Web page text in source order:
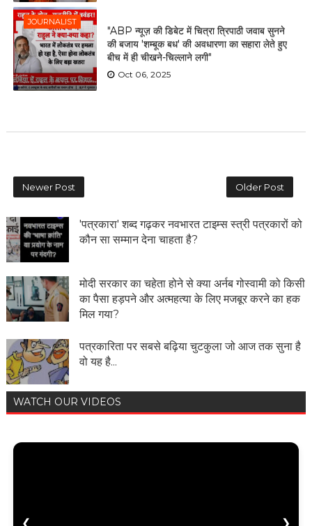
JOURNALIST
"ABP न्यूज़ की डिबेट में चित्रा त्रिपाठी जवाब सुनने
की बजाय 'शम्बूक बध' की अवधारणा का सहारा लेते हुए
बीच में ही चीखने-चिल्लाने लगी"
Oct 06, 2025
Newer Post Older Post
'पत्रकारा' शब्द गढ़कर नवभारत टाइम्स स्त्री पत्रकारों को
कौन सा सम्मान देना चाहता है?
मोदी सरकार का चहेता होने से क्या अर्नब गोस्वामी को किसी
का पैसा हड़पने और अत्महत्या के लिए मजबूर करने का हक
मिल गया?
पत्रकारिता पर सबसे बढ़िया चुटकुला जो आज तक सुना है
वो यह है...
WATCH OUR VIDEOS
❮ ❯